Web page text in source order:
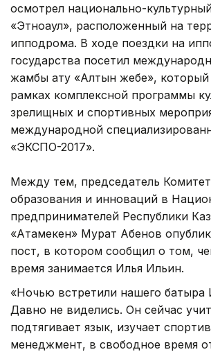
осмотрел национально-
«Этноаул», расположенный на
ипподрома. В ходе поездки на
государства посетил
жамбы ату «Алтын жебе»,
рамках комплексной программы
зрелищных и спортивных
международной
«ЭКСПО-2017».
Между тем, председатель
образования и инноваций в
предпринимателей Республики
«Атамекен» Мурат Абенов
пост, в котором сообщил о том,
время занимается Илья Ильин.
«Ночью встретили нашего
Давно не виделись. Он сейчас
подтягивает язык, изучает
менеджмент, в свободное время